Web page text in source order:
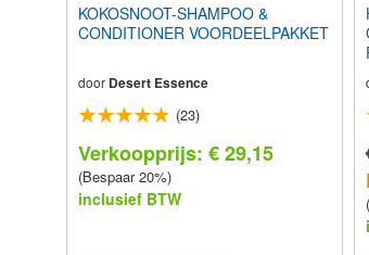
KOKOSNOOT-SHAMPOO &
CONDITIONER VOORDEELPAKKET
door Desert Essence
(23)
Verkoopprijs: € 29,15
(Bespaar 20%)
inclusief BTW